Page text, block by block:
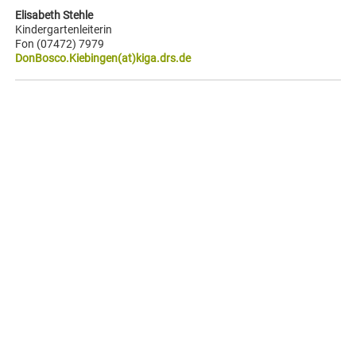
Elisabeth Stehle
Kindergartenleiterin
Fon (07472) 7979
DonBosco.Kiebingen(at)kiga.drs.de